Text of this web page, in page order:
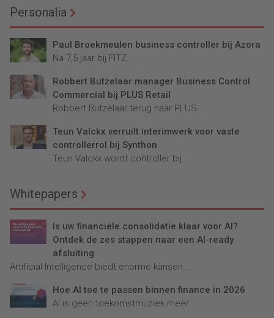
Personalia
Paul Broekmeulen business controller bij Azora
Na 7,5 jaar bij FITZ...
Robbert Butzelaar manager Business Control
Commercial bij PLUS Retail
Robbert Butzelaar terug naar PLUS...
Teun Valckx verruilt interimwerk voor vaste
controllerrol bij Synthon
Teun Valckx wordt controller bij...
Whitepapers
Is uw financiële consolidatie klaar voor AI?
Ontdek de zes stappen naar een AI-ready
afsluiting
Artificial Intelligence biedt enorme kansen...
Hoe AI toe te passen binnen finance in 2026
AI is geen toekomstmuziek meer...